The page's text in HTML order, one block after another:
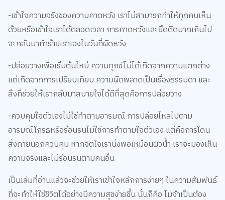
-เข้าใจความจริงของความคาดหวัง เราไม่สามารถทำให้ทุกคนเห็น
ด้วยหรือเข้าใจเราได้ตลอดเวลา การคาดหวังและยึดติดมากเกินไป
จะกลับมาทำร้ายเราเองในวันที่ผิดหวัง
-ปล่อยวางเพื่อเริ่มต้นใหม่ ความทุกข์ไม่ได้เกิดจากความแตกต่าง
แต่เกิดจากการเปรียบเทียบ ความผิดพลาดเป็นเรื่องธรรมดา และ
สิ่งที่ช่วยให้เรากลับมาสบายใจได้ดีที่สุดคือการปล่อยวาง
-ควบคุมใจตัวเองไม่ใช่ทำตามอารมณ์ การปล่อยไหลไปตาม
อารมณ์โกรธหรือร้อนรนไม่ใช่การทำตามใจตัวเอง แต่คือการโดน
สิ่งภายนอกควบคุม หากจิตใจเรานิ่งพอเหมือนผิวน้ำ เราจะมองเห็น
ความจริงและไม่ร้อนรนตามคนอื่น
เป็นเล่มที่อ่านแล้วจะช่วยให้เราเข้าใจหลักการง่ายๆ ในความสัมพันธ์
ที่จะทำให้ใช้ชีวิตได้อย่างมีความสุขง่ายขึ้น นั่นก็คือ ไม่จำเป็นต้อง